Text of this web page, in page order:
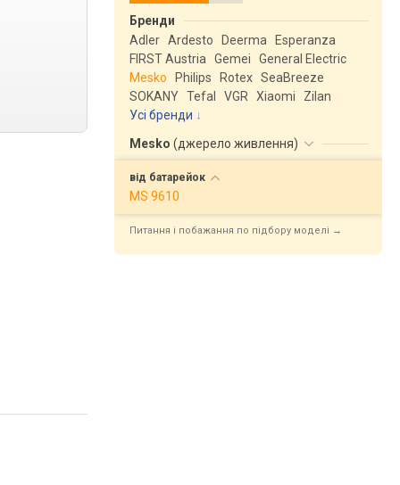
Бренди
Adler Ardesto Deerma
Esperanza
FIRST Austria
Gemei
General Electric
Mesko
Philips Rotex SeaBreeze
SOKANY Tefal VGR Xiaomi
Zilan
Усі бренди
Mesko (джерело живлення)
від батарейок
MS 9610
Питання і побажання по підбору моделі →